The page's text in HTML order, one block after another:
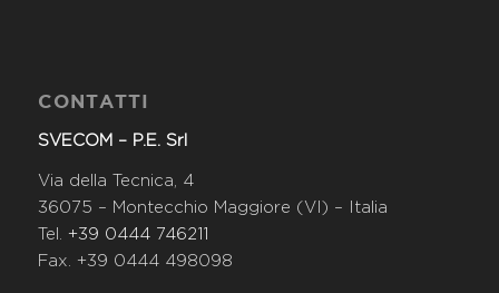
CONTATTI
SVECOM – P.E. Srl
Via della Tecnica, 4
36075 – Montecchio Maggiore (VI) – Italia
Tel. +39 0444 746211
Fax. +39 0444 498098